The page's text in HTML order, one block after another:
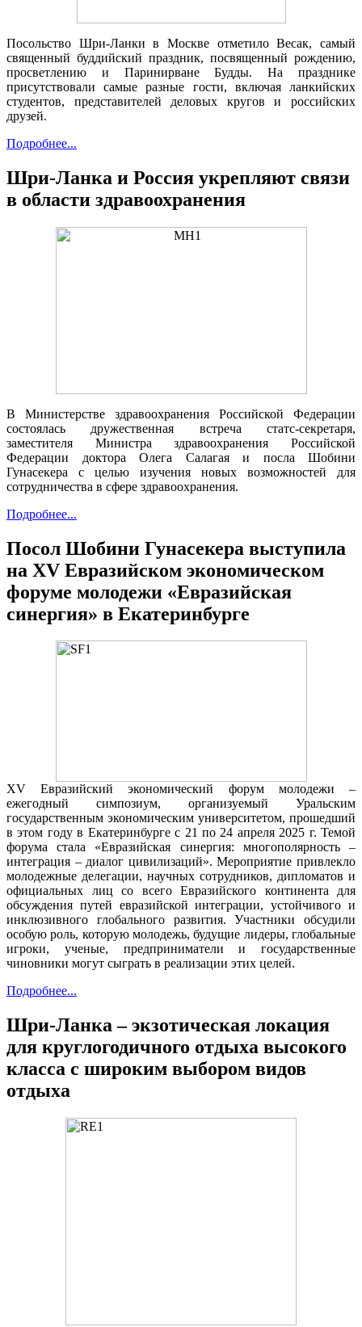
Посольство Шри-Ланки в Москве отметило Весак, самый
священный буддийский праздник, посвященный рождению,
просветлению и Паринирване Будды. На празднике
присутствовали самые разные гости, включая ланкийских
студентов, представителей деловых кругов и российских
друзей.
Подробнее...
Шри-Ланка и Россия укрепляют связи
в области здравоохранения
В Министерстве здравоохранения Российской Федерации
состоялась дружественная встреча статс-секретаря,
заместителя Министра здравоохранения Российской
Федерации доктора Олега Салагая и посла Шобини
Гунасекера с целью изучения новых возможностей для
сотрудничества в сфере здравоохранения.
Подробнее...
Посол Шобини Гунасекера выступила
на XV Евразийском экономическом
форуме молодежи «Евразийская
синергия» в Екатеринбурге
XV Евразийский экономический форум молодежи –
ежегодный симпозиум, организуемый Уральским
государственным экономическим университетом, прошедший
в этом году в Екатеринбурге с 21 по 24 апреля 2025 г. Темой
форума стала «Евразийская синергия: многополярность –
интеграция – диалог цивилизаций». Мероприятие привлекло
молодежные делегации, научных сотрудников, дипломатов и
официальных лиц со всего Евразийского континента для
обсуждения путей евразийской интеграции, устойчивого и
инклюзивного глобального развития. Участники обсудили
особую роль, которую молодежь, будущие лидеры, глобальные
игроки, ученые, предприниматели и государственные
чиновники могут сыграть в реализации этих целей.
Подробнее...
Шри-Ланка – экзотическая локация
для круглогодичного отдыха высокого
класса с широким выбором видов
отдыха